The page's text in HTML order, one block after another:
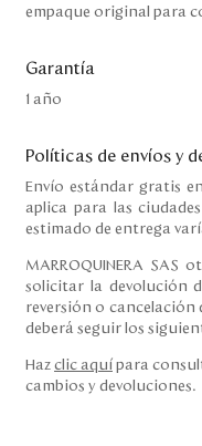
empaque original para
Garantía
1 año
Políticas de envíos y
Envío estándar gratis
aplica para las
estimado de entrega
MARROQUINERA
solicitar la devolución
reversión o cancelación
deberá seguir los
Haz clic aquí para
cambios y devoluciones.